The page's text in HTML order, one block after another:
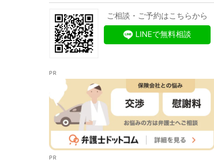
ご相談・ご予約はこちらから
LINEで無料相談